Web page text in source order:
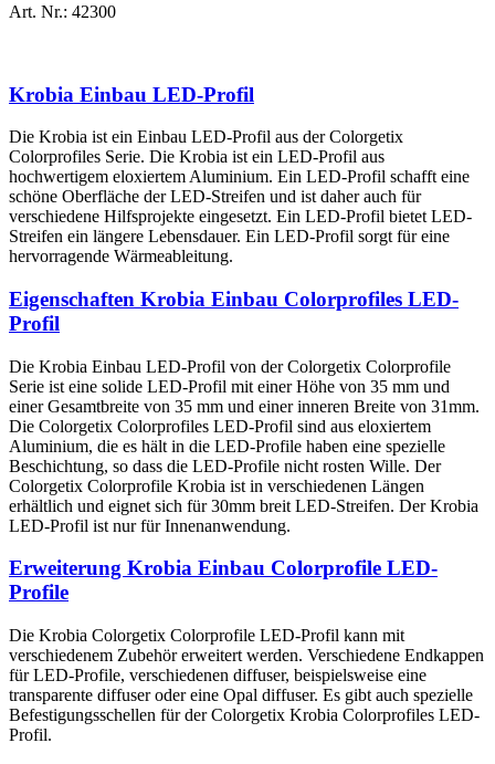
Art. Nr.: 42300
Krobia Einbau LED-Profil
Die Krobia ist ein Einbau LED-Profil aus der Colorgetix
Colorprofiles Serie. Die Krobia ist ein LED-Profil aus
hochwertigem eloxiertem Aluminium. Ein LED-Profil schafft eine
schöne Oberfläche der LED-Streifen und ist daher auch für
verschiedene Hilfsprojekte eingesetzt. Ein LED-Profil bietet LED-
Streifen ein längere Lebensdauer. Ein LED-Profil sorgt für eine
hervorragende Wärmeableitung.
Eigenschaften Krobia Einbau Colorprofiles LED-
Profil
Die Krobia Einbau LED-Profil von der Colorgetix Colorprofile
Serie ist eine solide LED-Profil mit einer Höhe von 35 mm und
einer Gesamtbreite von 35 mm und einer inneren Breite von 31mm.
Die Colorgetix Colorprofiles LED-Profil sind aus eloxiertem
Aluminium, die es hält in die LED-Profile haben eine spezielle
Beschichtung, so dass die LED-Profile nicht rosten Wille. Der
Colorgetix Colorprofile Krobia ist in verschiedenen Längen
erhältlich und eignet sich für 30mm breit LED-Streifen. Der Krobia
LED-Profil ist nur für Innenanwendung.
Erweiterung Krobia Einbau Colorprofile LED-
Profile
Die Krobia Colorgetix Colorprofile LED-Profil kann mit
verschiedenem Zubehör erweitert werden. Verschiedene Endkappen
für LED-Profile, verschiedenen diffuser, beispielsweise eine
transparente diffuser oder eine Opal diffuser. Es gibt auch spezielle
Befestigungsschellen für der Colorgetix Krobia Colorprofiles LED-
Profil.